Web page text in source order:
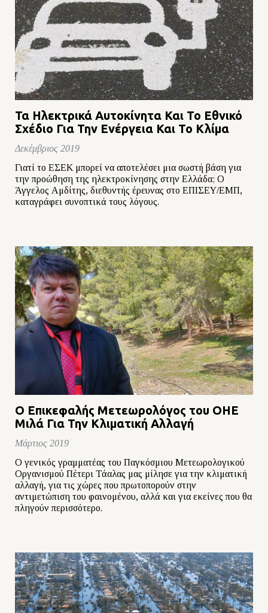
Τα Ηλεκτρικά Αυτοκίνητα Και Το Εθνικό
Σχέδιο Για Την Ενέργεια Και Το Κλίμα
Δεκέμβριος 2019
Γιατί το ΕΣΕΚ μπορεί να αποτελέσει μια σωστή βάση για
την προώθηση της ηλεκτροκίνησης στην Ελλάδα; Ο
Άγγελος Αμδίτης, διεθυντής έρευνας στο ΕΠΙΣΕΥ/ΕΜΠ,
καταγράφει συνοπτικά τους λόγους.
Ο Επικεφαλής Μετεωρολόγος του ΟΗΕ
Μιλά Για Την Κλιματική Αλλαγή
Μάρτιος 2019
Ο γενικός γραμματέας του Παγκόσμιου Μετεωρολογικού
Οργανισμού Πέτερι Τάαλας μας μίλησε για την κλιματική
αλλαγή, για τις χώρες που πρωτοπορούν στην
αντιμετώπιση του φαινομένου, αλλά και για εκείνες που θα
πληγούν περισσότερο.